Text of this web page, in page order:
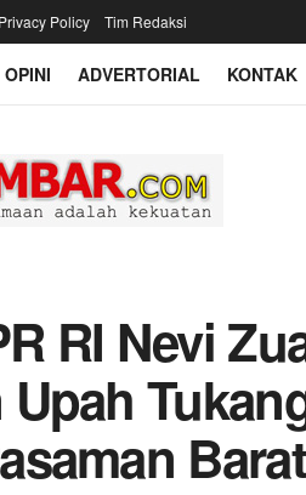
Privacy Policy Tim Redaksi
OPINI ADVERTORIAL KONTAK
RI Nevi
Upah
Barat